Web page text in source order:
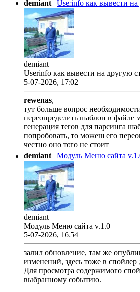
demiant | Userinfo как вывести
demiant
Userinfo как вывести на другую
5-07-2026, 17:02
rewenas,
тут больше вопрос
переопределить шаблон в файле
генерация тегов для парсинга
попробовать, то можеш его
честно оно того не стоит
demiant| Модуль Меню сайта
demiant
Модуль Меню сайта v.1.0
5-07-2026, 16:54
залил обновление, там же
изменений, здесь тоже в спойлер
Для просмотра содержимого
выбранному событию.